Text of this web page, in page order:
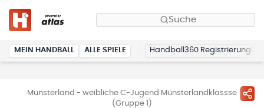
Suche
MEIN HANDBALL ALLE SPIELE Handball360 Registrierung
Münsterland - weibliche C-Jugend Münsterlandklassse
(Gruppe 1)